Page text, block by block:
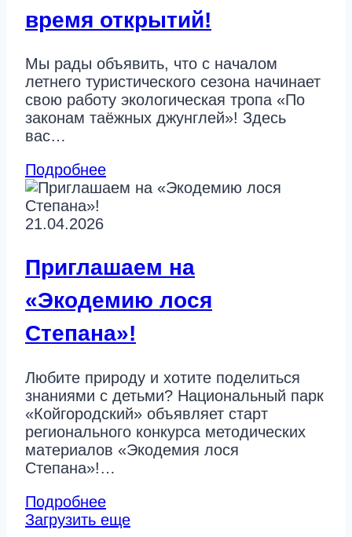
время открытий!
Мы рады объявить, что с началом
летнего туристического сезона начинает
свою работу экологическая тропа «По
законам таёжных джунглей»! Здесь
вас…
Подробнее
21.04.2026
Приглашаем на
«Экодемию лося
Степана»!
Любите природу и хотите поделиться
знаниями с детьми? Национальный парк
«Койгородский» объявляет старт
регионального конкурса методических
материалов «Экодемия лося
Степана»!…
Подробнее
Загрузить еще